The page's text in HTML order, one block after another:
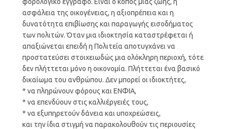
ασφάλεια της οικογένειας, η αξιοπρέπεια και η
δυνατότητα επιβίωσης και παραγωγής εισοδήματος
των πολιτών. Όταν μια ιδιοκτησία καταστρέφεται ή
απαξιώνεται επειδή η Πολιτεία αποτυγχάνει να
προστατεύσει στοιχειωδώς μια ολόκληρη περιοχή, τότε
δεν πλήττεται μόνο η οικονομία. Πλήττεται ένα βασικό
δικαίωμα του ανθρώπου. Δεν μπορεί οι ιδιοκτήτες,
* να πληρώνουν φόρους και ΕΝΦΙΑ,
* να επενδύουν στις καλλιέργειές τους,
* να εξυπηρετούν δάνεια και υποχρεώσεις,
και την ίδια στιγμή να παρακολουθούν τις περιουσίες